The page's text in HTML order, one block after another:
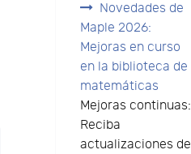
Novedades de
Maple 2026:
Mejoras en curso
en la biblioteca de
matemáticas
Mejoras continuas:
Reciba
actualizaciones de